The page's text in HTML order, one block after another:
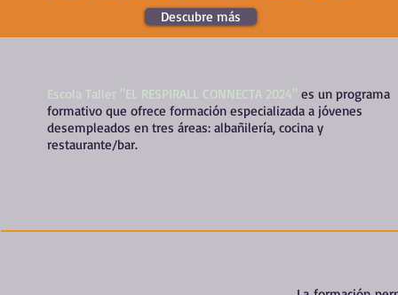
Escola Taller "EL RESPIRALL CONNECTA 2024" es un programa
formativo que ofrece formación especializada a jóvenes
desempleados en tres áreas: albañilería, cocina y
restaurante/bar.
Descubre más